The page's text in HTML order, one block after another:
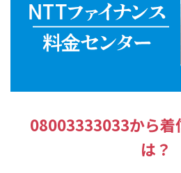
08003333033から着
は？